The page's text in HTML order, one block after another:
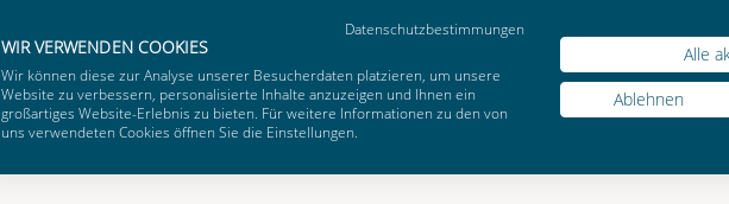
Datenschutzbestimmungen
WIR VERWENDEN COOKIES
Wir können diese zur Analyse unserer Besucherdaten platzieren, um unsere
Website zu verbessern, personalisierte Inhalte anzuzeigen und Ihnen ein
großartiges Website-Erlebnis zu bieten. Für weitere Informationen zu den von
uns verwendeten Cookies öffnen Sie die Einstellungen.
Alle
Ablehnen